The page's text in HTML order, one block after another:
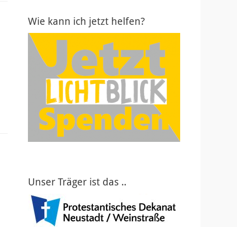
Wie kann ich jetzt helfen?
Unser Träger ist das ..